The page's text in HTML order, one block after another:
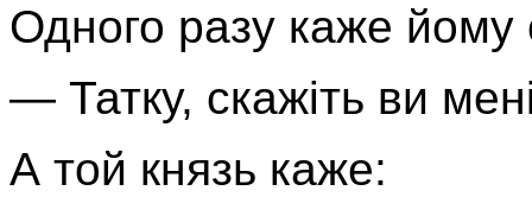
Одного разу каже йому
— Татку, скажіть ви
А той князь каже: